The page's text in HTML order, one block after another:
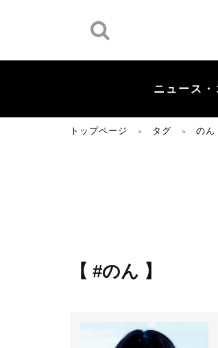
ニュース・
トップページ ＞ タグ ＞ のん
【 #のん 】